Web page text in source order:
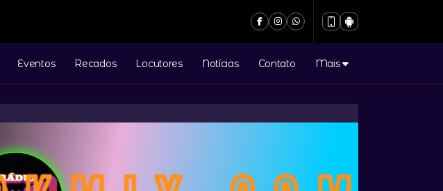
Eventos Recados Locutores Notícias Contato Mais